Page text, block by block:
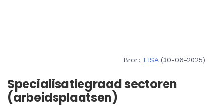
Bron: LISA(30-06-2025)
Specialisatiegraad sectoren
(arbeidsplaatsen)